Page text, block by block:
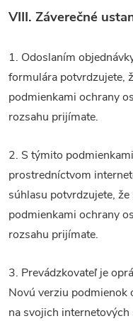
VIII. Záverečné
1. Odoslaním
formulára potvrdzujete,
podmienkami ochrany
rozsahu prijímate.
2. S týmito
prostredníctvom
súhlasu potvrdzujete,
podmienkami ochrany
rozsahu prijímate.
3. Prevádzkovateľ je
Novú verziu podmienok
na svojich